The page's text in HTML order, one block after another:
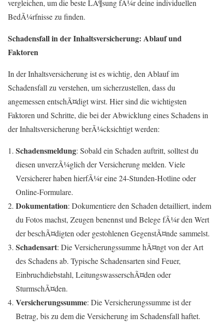
vergleichen, um die beste LÃ¶sung fÃ¼r deine individuellen
BedÃ¼rfnisse zu finden.
Schadensfall in der Inhaltsversicherung: Ablauf und
Faktoren
In der Inhaltsversicherung ist es wichtig, den Ablauf im
Schadensfall zu verstehen, um sicherzustellen, dass du
angemessen entschÃ¤digt wirst. Hier sind die wichtigsten
Faktoren und Schritte, die bei der Abwicklung eines Schadens in
der Inhaltsversicherung berÃ¼cksichtigt werden:
Schadensmeldung: Sobald ein Schaden auftritt, solltest du
diesen unverzÃ¼glich der Versicherung melden. Viele
Versicherer haben hierfÃ¼r eine 24-Stunden-Hotline oder
Online-Formulare.
Dokumentation: Dokumentiere den Schaden detailliert, indem
du Fotos machst, Zeugen benennst und Belege fÃ¼r den Wert
der beschÃ¤digten oder gestohlenen GegenstÃ¤nde sammelst.
Schadensart: Die Versicherungssumme hÃ¤ngt von der Art
des Schadens ab. Typische Schadensarten sind Feuer,
Einbruchdiebstahl, LeitungswasserschÃ¤den oder
SturmschÃ¤den.
Versicherungssumme: Die Versicherungssumme ist der
Betrag, bis zu dem die Versicherung im Schadensfall haftet.